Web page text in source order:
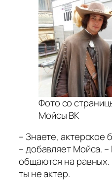
Фото со
Мойсы ВК
– Знаете, актерское
– добавляет Мойса.
общаются на равных.
ты не актер.